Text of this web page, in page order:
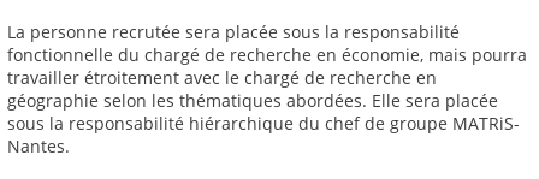
La personne recrutée sera placée sous la responsabilité
fonctionnelle du chargé de recherche en économie, mais pourra
travailler étroitement avec le chargé de recherche en
géographie selon les thématiques abordées. Elle sera placée
sous la responsabilité hiérarchique du chef de groupe MATRiS-
Nantes.